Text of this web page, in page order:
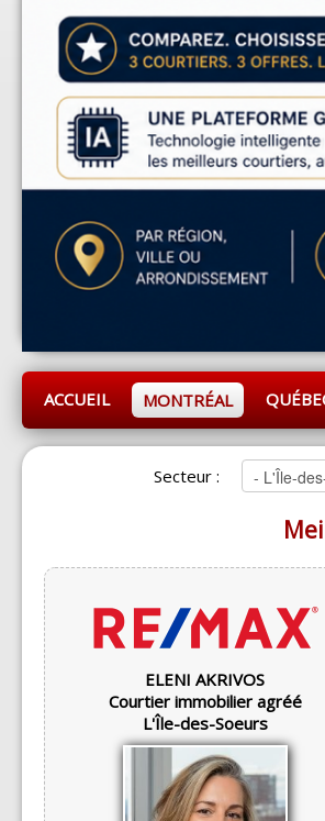
ACCUEIL MONTRÉAL
Secteur :
ELENI AKRIVOS
Courtier immobilier agréé
L'Île-des-Soeurs